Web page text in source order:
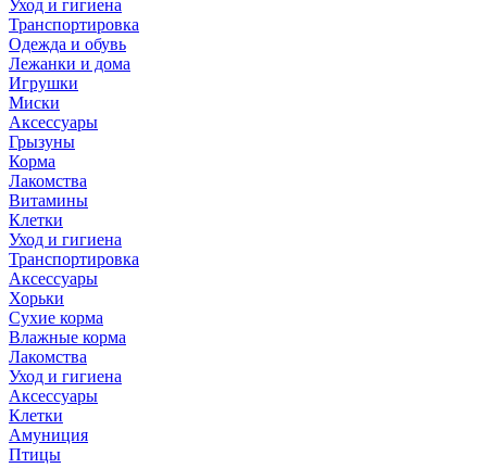
Уход и гигиена
Транспортировка
Одежда и обувь
Лежанки и дома
Игрушки
Миски
Аксессуары
Грызуны
Корма
Лакомства
Витамины
Клетки
Уход и гигиена
Транспортировка
Аксессуары
Хорьки
Сухие корма
Влажные корма
Лакомства
Уход и гигиена
Аксессуары
Клетки
Амуниция
Птицы